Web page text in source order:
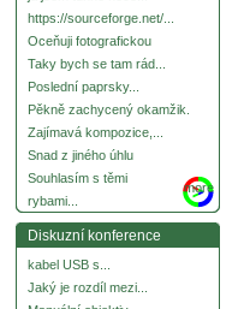
https://sourceforge.net/...
Oceňuji fotografickou
Taky bych se tam rád...
Poslední paprsky...
Pěkně zachycený okamžik.
Zajímavá kompozice,...
Snad z jiného úhlu
Souhlasím s těmi
rybami...
more
Diskuzní konference
kabel USB s...
Jaký je rozdíl mezi...